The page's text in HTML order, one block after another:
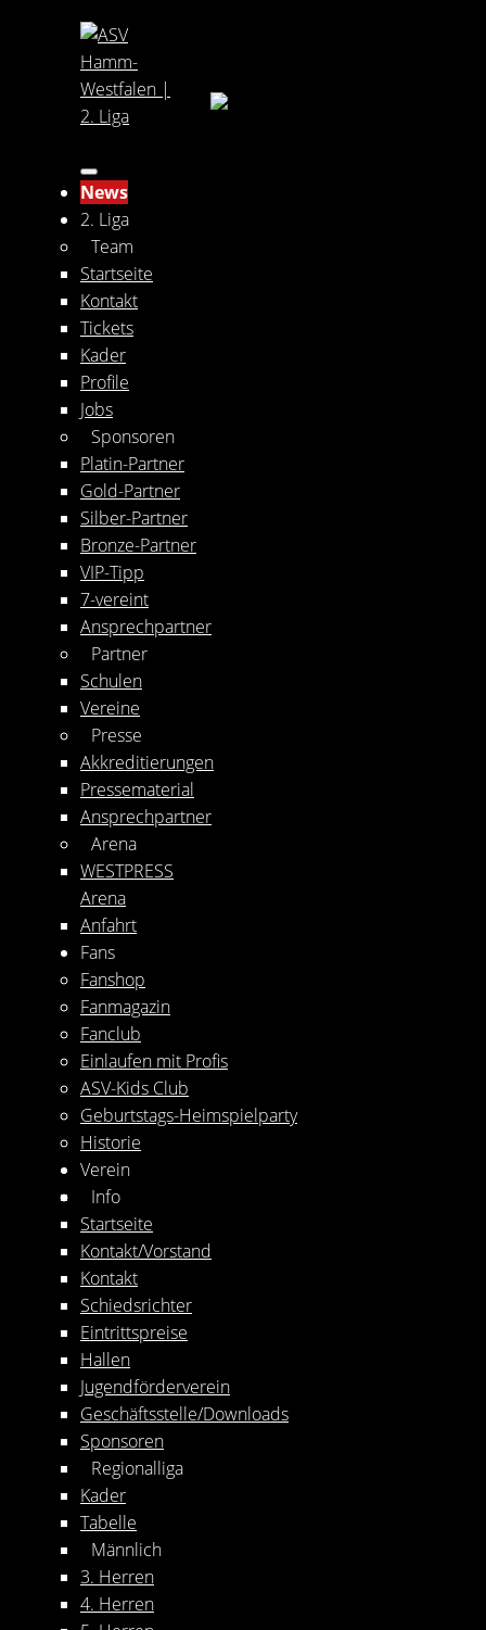
News
2. Liga
Team
Startseite
Kontakt
Tickets
Kader
Profile
Jobs
Sponsoren
Platin-Partner
Gold-Partner
Silber-Partner
Bronze-Partner
VIP-Tipp
7-vereint
Ansprechpartner
Partner
Schulen
Vereine
Presse
Akkreditierungen
Pressematerial
Ansprechpartner
Arena
WESTPRESS
Arena
Anfahrt
Fans
Fanshop
Fanmagazin
Fanclub
Einlaufen mit Profis
ASV-Kids Club
Geburtstags-Heimspielparty
Historie
Verein
Info
Startseite
Kontakt/Vorstand
Kontakt
Schiedsrichter
Eintrittspreise
Hallen
Jugendförderverein
Geschäftsstelle/Downloads
Sponsoren
Regionalliga
Kader
Tabelle
Männlich
3. Herren
4. Herren